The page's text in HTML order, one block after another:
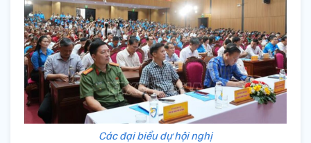
Các đại biểu dự hội nghị